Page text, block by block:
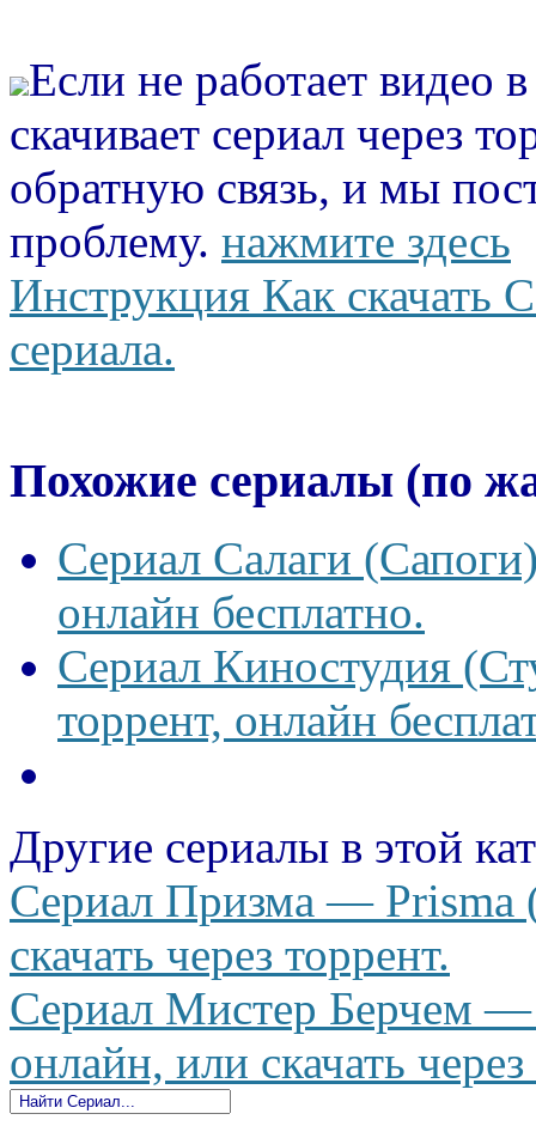
Если не работает видео
скачивает сериал через
обратную связь, и мы
проблему. нажмите здесь
Инструкция Как скачать
сериала.
Похожие сериалы (по
Сериал Салаги
онлайн бесплатно.
Сериал Киностудия
торрент, онлайн
Другие сериалы в этой
Сериал Призма — Prisma
скачать через торрент.
Сериал Мистер Берчем
онлайн, или скачать